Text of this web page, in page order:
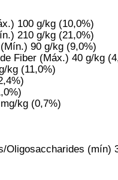
100 g/kg (10,0%)
210 g/kg (21,0%)
90 g/kg (9,0%)
Fiber (Máx.) 40 g/kg
kg (11,0%)
kg (0,7%)
Oligosaccharides (mín)